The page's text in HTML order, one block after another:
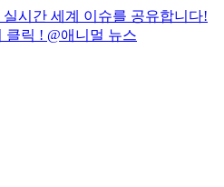
시간 세계 이슈를 공유합니다!
클릭 ! @애니멀 뉴스